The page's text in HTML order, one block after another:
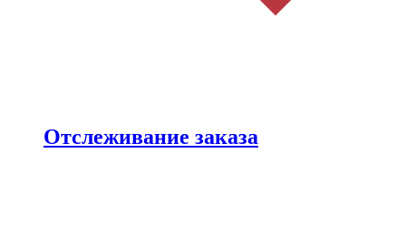
Отслеживание заказа